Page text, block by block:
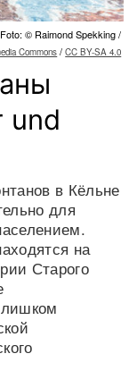
© Raimond Spekking /
Commons /CC BY-SA 4.0
und
в Кёльне
для
на
Старого